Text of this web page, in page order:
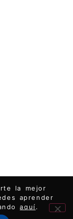
la mejor
aprender
aquí.